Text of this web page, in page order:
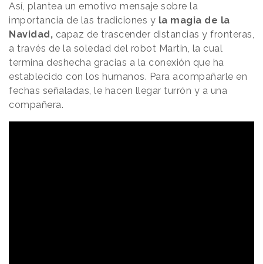
Así, plantea un emotivo mensaje sobre la
importancia de las tradiciones y la magia de la
Navidad, capaz de trascender distancias y fronteras,
a través de la soledad del robot Martin, la cual
termina deshecha gracias a la conexión que ha
establecido con los humanos. Para acompañarle en
fechas señaladas, le hacen llegar turrón y a una
compañera.